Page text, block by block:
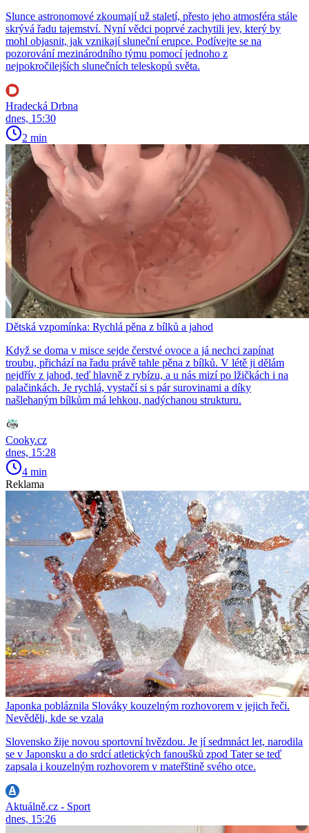
Slunce astronomové zkoumají už staletí, přesto jeho atmosféra stále
skrývá řadu tajemství. Nyní vědci poprvé zachytili jev, který by
mohl objasnit, jak vznikají sluneční erupce. Podívejte se na
pozorování mezinárodního týmu pomocí jednoho z
nejpokročilejších slunečních teleskopů světa.
Hradecká Drbna
dnes, 15:30
2 min
Dětská vzpomínka: Rychlá pěna z bílků a jahod
Když se doma v misce sejde čerstvé ovoce a já nechci zapínat
troubu, přichází na řadu právě tahle pěna z bílků. V létě ji dělám
nejdřív z jahod, teď hlavně z rybízu, a u nás mizí po lžičkách i na
palačinkách. Je rychlá, vystačí si s pár surovinami a díky
našlehaným bílkům má lehkou, nadýchanou strukturu.
Cooky.cz
dnes, 15:28
4 min
Reklama
Japonka pobláznila Slováky kouzelným rozhovorem v jejich řeči.
Nevěděli, kde se vzala
Slovensko žije novou sportovní hvězdou. Je jí sedmnáct let, narodila
se v Japonsku a do srdcí atletických fanoušků zpod Tater se teď
zapsala i kouzelným rozhovorem v mateřštině svého otce.
Aktuálně.cz - Sport
dnes, 15:26